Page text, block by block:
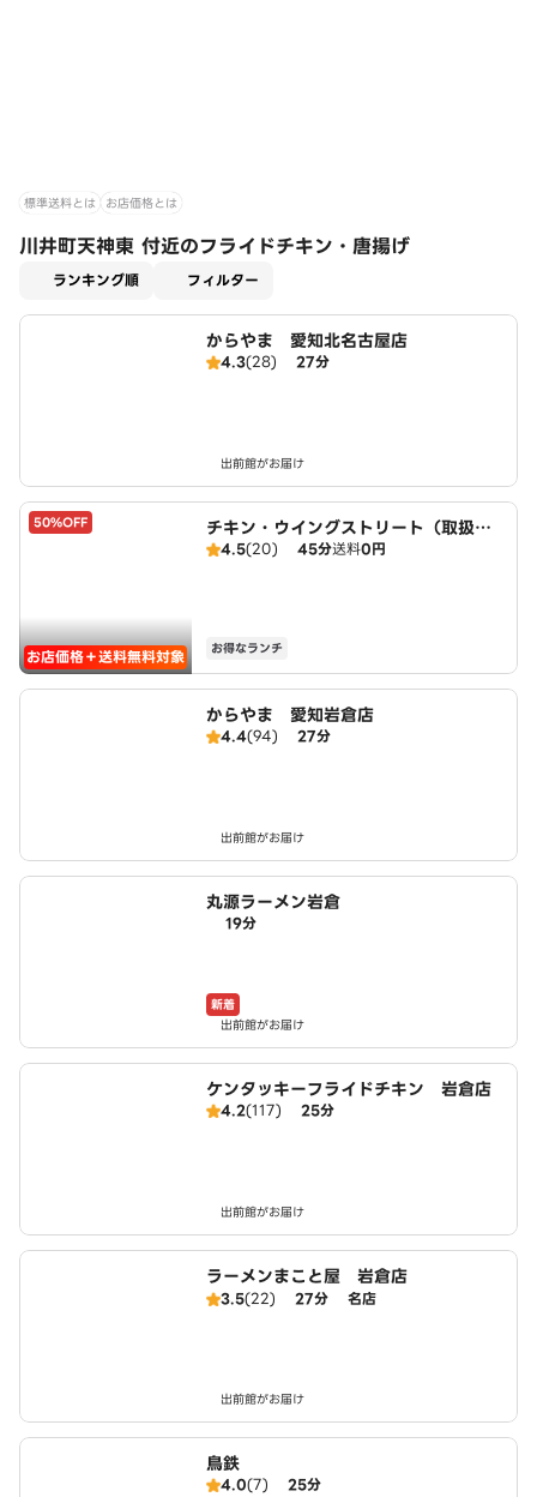
標準送料とは お店価格とは
川井町天神東 付近のフライドチキン・唐揚げ
ランキング順 フィルター
からやま 愛知北名古屋店
4.3(28) 27分
出前館がお届け
50%OFF
お店価格＋送料無料対象
チキン・ウイングストリート（取扱：
ピザハット北名古屋徳重店）
4.5(20) 45分送料0円
お得なランチ
からやま 愛知岩倉店
4.4(94) 27分
出前館がお届け
丸源ラーメン岩倉
19分
新着
出前館がお届け
ケンタッキーフライドチキン 岩倉店
4.2(117) 25分
出前館がお届け
ラーメンまこと屋 岩倉店
3.5(22) 27分 名店
出前館がお届け
鳥鉄
4.0(7) 25分